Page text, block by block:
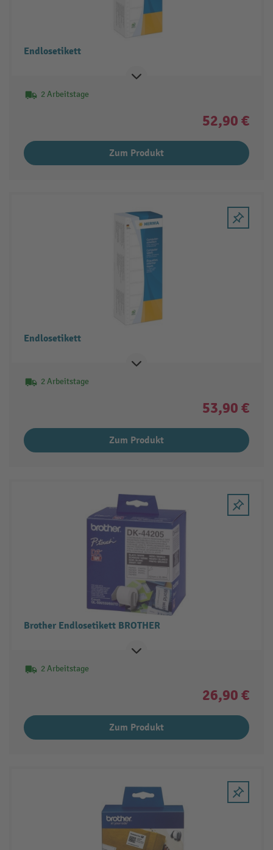
Endlosetikett
2 Arbeitstage
52,90 €
Zum Produkt
Endlosetikett
2 Arbeitstage
53,90 €
Zum Produkt
Brother Endlosetikett BROTHER
2 Arbeitstage
26,90 €
Zum Produkt